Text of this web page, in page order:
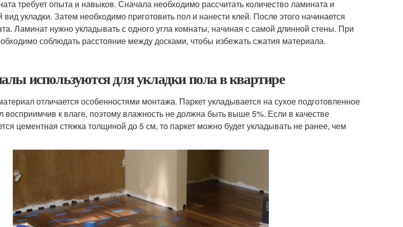
требует опыта и навыков. Сначала необходимо рассчитать количество ламината и
укладки. Затем необходимо приготовить пол и нанести клей. После этого начинается
Ламинат нужно укладывать с одного угла комнаты, начиная с самой длинной стены. При
соблюдать расстояние между досками, чтобы избежать сжатия материала.
используются для укладки пола в квартире
отличается особенностями монтажа. Паркет укладывается на сухое подготовленное
восприимчив к влаге, поэтому влажность не должна быть выше 5%. Если в качестве
цементная стяжка толщиной до 5 см, то паркет можно будет укладывать не ранее, чем